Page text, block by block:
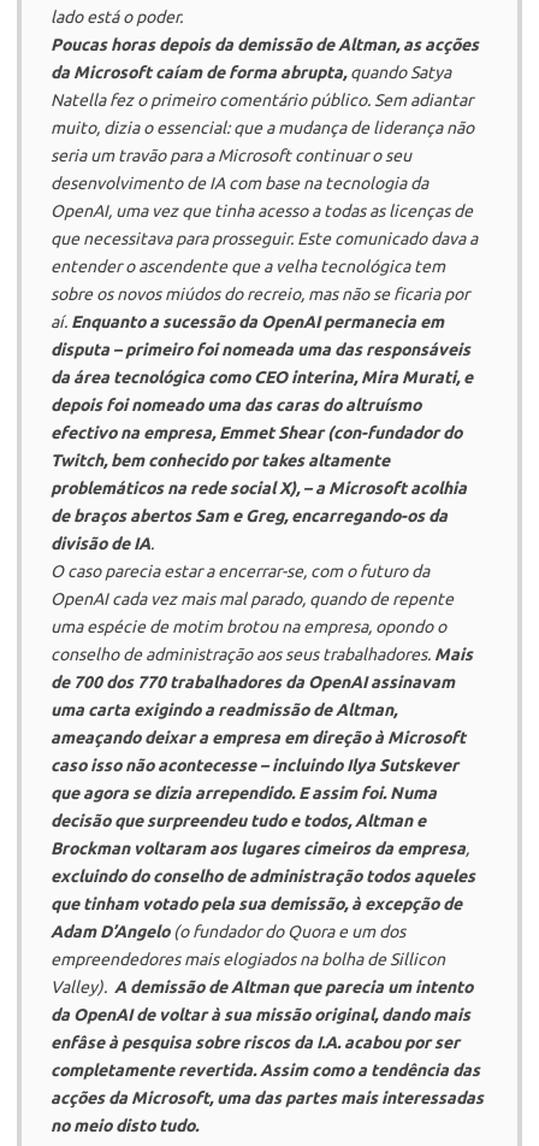
lado está o poder.
Poucas horas depois da demissão de Altman, as acções
da Microsoftcaíam de forma abrupta,quando Satya
Natella fez o primeiro comentário público. Sem adiantar
muito, dizia o essencial: que a mudança de liderança não
seria um travão para aMicrosoftcontinuar o seu
desenvolvimento de IA com base na tecnologia da
OpenAI, uma vez que tinha acesso a todas as licenças de
que necessitava para prosseguir. Este comunicado dava a
entender o ascendente que a velha tecnológica tem
sobre osnovos miúdos do recreio, mas não se ficaria por
aí. Enquanto a sucessão da OpenAIpermanecia em
disputa – primeiro foi nomeada uma das responsáveis
da área tecnológica como CEO interina, Mira Murati, e
depois foi nomeado uma das caras do altruísmo
efectivo na empresa, Emmet Shear (con-fundador do
Twitch, bem conhecido portakesaltamente
problemáticos na rede social X), – a Microsoftacolhia
de braços abertos Sam e Greg, encarregando-os da
divisão de IA.
O caso parecia estar a encerrar-se, com o futuro da
OpenAIcada vez mais mal parado, quando de repente
uma espécie de motim brotou na empresa, opondo o
conselho de administração aos seus trabalhadores. Mais
de 700 dos 770 trabalhadores da OpenAIassinavam
uma carta exigindo a readmissão de Altman,
ameaçando deixar a empresa em direção à Microsoft
caso isso não acontecesse – incluindo Ilya Sutskever
que agora se dizia arrependido. E assim foi. Numa
decisão que surpreendeu tudo e todos, Altman e
Brockman voltaram aos lugares cimeiros da empresa,
excluindo do conselho de administração todos aqueles
que tinham votado pela sua demissão, à excepção de
Adam D’Angelo(o fundador doQuorae um dos
empreendedores mais elogiados na bolha de Sillicon
Valley). A demissão de Altman que parecia um intento
da OpenAIde voltar à sua missão original, dando mais
enfâse à pesquisa sobre riscos da I.A. acabou por ser
completamente revertida. Assim como a tendência das
acções da Microsoft, uma das partes mais interessadas
no meio disto tudo.